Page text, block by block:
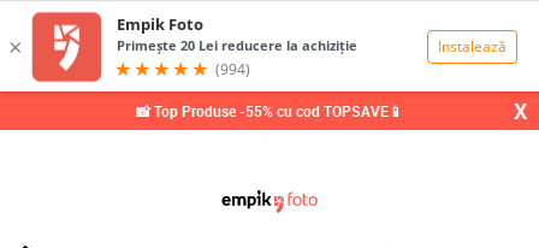
📸 Top Produse -55% cu cod TOPSAVE📱 X